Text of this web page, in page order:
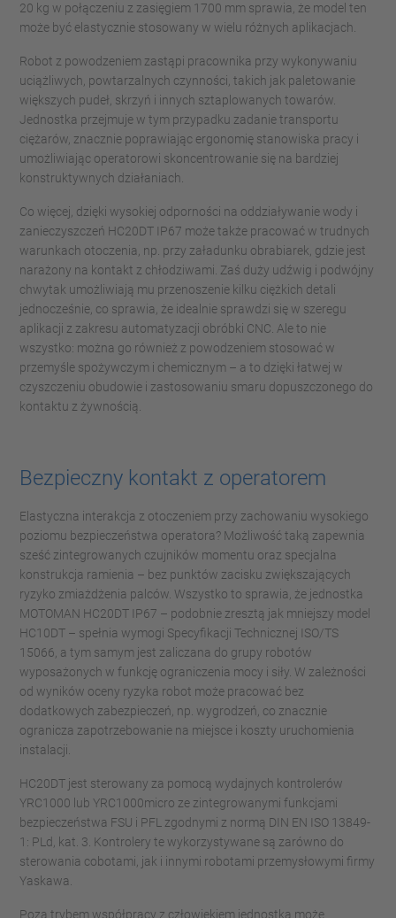
20 kg w połączeniu z zasięgiem 1700 mm sprawia, że model ten
może być elastycznie stosowany w wielu różnych aplikacjach.
Robot z powodzeniem zastąpi pracownika przy wykonywaniu
uciążliwych, powtarzalnych czynności, takich jak paletowanie
większych pudeł, skrzyń i innych sztaplowanych towarów.
Jednostka przejmuje w tym przypadku zadanie transportu
ciężarów, znacznie poprawiając ergonomię stanowiska pracy i
umożliwiając operatorowi skoncentrowanie się na bardziej
konstruktywnych działaniach.
Co więcej, dzięki wysokiej odporności na oddziaływanie wody i
zanieczyszczeń HC20DT IP67 może także pracować w trudnych
warunkach otoczenia, np. przy załadunku obrabiarek, gdzie jest
narażony na kontakt z chłodziwami. Zaś duży udźwig i podwójny
chwytak umożliwiają mu przenoszenie kilku ciężkich detali
jednocześnie, co sprawia, że idealnie sprawdzi się w szeregu
aplikacji z zakresu automatyzacji obróbki CNC. Ale to nie
wszystko: można go również z powodzeniem stosować w
przemyśle spożywczym i chemicznym – a to dzięki łatwej w
czyszczeniu obudowie i zastosowaniu smaru dopuszczonego do
kontaktu z żywnością.
Bezpieczny kontakt z operatorem
Elastyczna interakcja z otoczeniem przy zachowaniu wysokiego
poziomu bezpieczeństwa operatora? Możliwość taką zapewnia
sześć zintegrowanych czujników momentu oraz specjalna
konstrukcja ramienia – bez punktów zacisku zwiększających
ryzyko zmiażdżenia palców. Wszystko to sprawia, że jednostka
MOTOMAN HC20DT IP67 – podobnie zresztą jak mniejszy model
HC10DT – spełnia wymogi Specyfikacji Technicznej ISO/TS
15066, a tym samym jest zaliczana do grupy robotów
wyposażonych w funkcję ograniczenia mocy i siły. W zależności
od wyników oceny ryzyka robot może pracować bez
dodatkowych zabezpieczeń, np. wygrodzeń, co znacznie
ogranicza zapotrzebowanie na miejsce i koszty uruchomienia
instalacji.
HC20DT jest sterowany za pomocą wydajnych kontrolerów
YRC1000 lub YRC1000micro ze zintegrowanymi funkcjami
bezpieczeństwa FSU i PFL zgodnymi z normą DIN EN ISO 13849-
1: PLd, kat. 3. Kontrolery te wykorzystywane są zarówno do
sterowania cobotami, jak i innymi robotami przemysłowymi firmy
Yaskawa.
Poza trybem współpracy z człowiekiem jednostka może